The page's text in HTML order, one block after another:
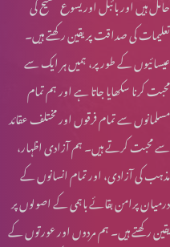
یسوع – ہماری زندہ امید
تجسمِ نورِ جہاں
ایمانویل: خدا ہمارے ساتھ
تعلیمات کی صداقت پر یقین رکھتے ہیں۔
عیسائیوں کے طور پر، ہمیں ہر ایک سے
محبت کرنا سکھایا جاتا ہے اور ہم تمام
مسلمانوں سے تمام فرقوں اور مختلف عقائد
سے محبت کرتے ہیں۔ ہم آزادی اظہار،
مذہب کی آزادی، اور تمام انسانوں کے
درمیان پرامن بقائے باہمی کے اصولوں پر
یقین رکھتے ہیں۔ ہم مردوں اور عورتوں کے